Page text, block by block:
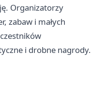
Organizatorzy
zabaw i małych
i drobne nagrody.